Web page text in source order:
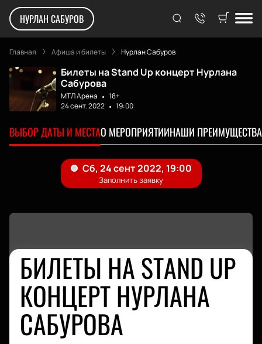
НУРЛАН САБУРОВ
Главная Афиша и билеты Нурлан Сабуров
Билеты на Stand Up концерт Нурлана
Сабурова
МТЛ Арена
18+
24 сент. 2022
19:00
ВЫБОР ДАТЫ И МЕСТАО МЕРОПРИЯТИИНАШИ ПРЕИМУЩЕСТВА
БИЛЕТЫ НА STAND UP
КОНЦЕРТ НУРЛАНА
САБУРОВА